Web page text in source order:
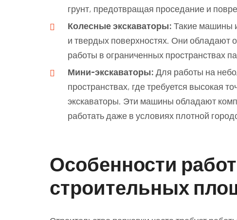
грунт, предотвращая проседание и
Колесные экскаваторы: Такие машины
и твердых поверхностях. Они обладают
работы в ограниченных пространствах
Мини-экскаваторы: Для работы на
пространствах, где требуется высокая
экскаваторы. Эти машины обладают
работать даже в условиях плотной
Особенности
строительных